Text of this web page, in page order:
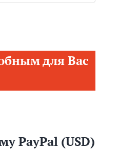
для Вас
PayPal (USD)